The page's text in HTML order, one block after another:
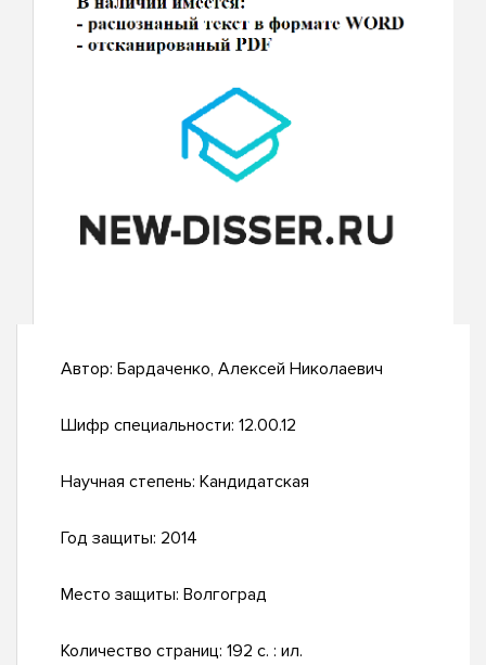
Автор: Бардаченко, Алексей Николаевич
Шифр специальности: 12.00.12
Научная степень: Кандидатская
Год защиты: 2014
Место защиты: Волгоград
Количество страниц: 192 с. : ил.